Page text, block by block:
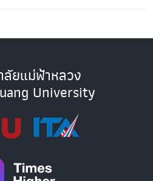
ลัยแม่ฟ้าหลวง
University